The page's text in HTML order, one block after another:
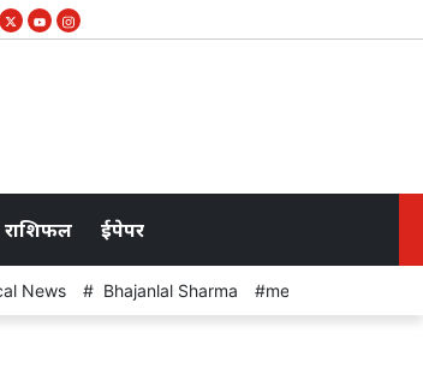
पोस्त, गांजा पीने के 207 रोल और नकदी जब्त
राशिफल ईपेपर
News Bhajanlal Sharma meeting